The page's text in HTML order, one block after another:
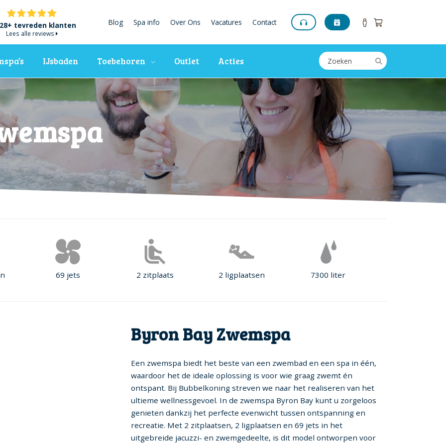
tevreden klanten
Lees alle reviews
Blog Spa info Over Ons Vacatures Contact
IJsbaden Toebehoren Outlet Acties
69 jets 2 zitplaats 2 ligplaatsen 7300 liter
Byron Bay Zwemspa
Een zwemspa biedt het beste van een zwembad en een spa in één,
waardoor het de ideale oplossing is voor wie graag zwemt én
ontspant. Bij Bubbelkoning streven we naar het realiseren van het
ultieme wellnessgevoel. In de zwemspa Byron Bay kunt u zorgeloos
genieten dankzij het perfecte evenwicht tussen ontspanning en
recreatie. Met 2 zitplaatsen, 2 ligplaatsen en 69 jets in het
uitgebreide jacuzzi- en zwemgedeelte, is dit model ontworpen voor